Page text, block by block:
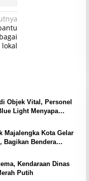
Objek Vital, Personel
Light Menyapa
Majalengka Kota Gelar
Bagikan Bendera
Kendaraan Dinas
Putih